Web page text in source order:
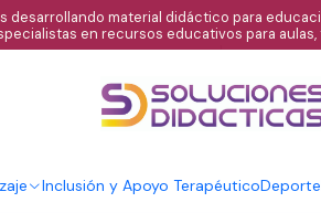
Inclusión y Apoyo TerapéuticoDeporte
desarrollando material didáctico para
en recursos educativos para aulas,
|